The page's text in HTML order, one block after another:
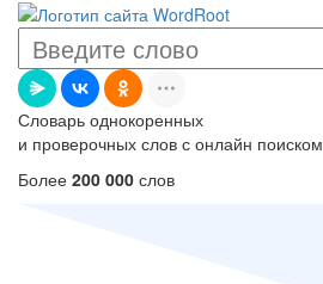
Словарь однокоренных
и проверочных слов с онлайн поиском
Более 200 000 слов